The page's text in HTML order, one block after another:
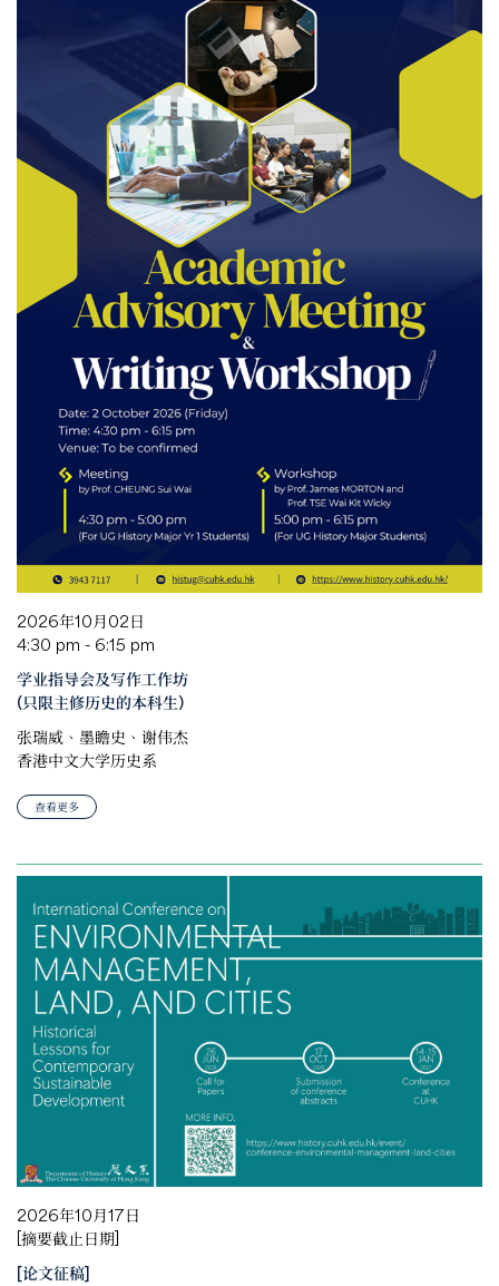
2026年10月02日
4:30 pm - 6:15 pm
学业指导会及写作工作坊
(只限主修历史的本科生)
张瑞威、墨瞻史、谢伟杰
香港中文大学历史系
查看更多
2026年10月17日
[摘要截止日期]
[论文征稿]